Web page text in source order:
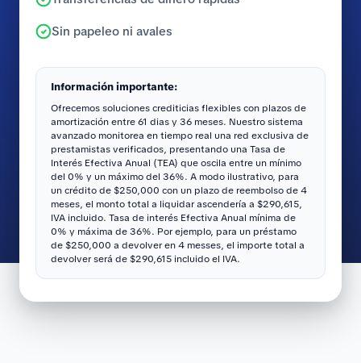
Sin papeleo ni avales
Información importante:
Ofrecemos soluciones crediticias flexibles con plazos de
amortización entre 61 dias y 36 meses. Nuestro sistema
avanzado monitorea en tiempo real una red exclusiva de
prestamistas verificados, presentando una Tasa de
Interés Efectiva Anual (TEA) que oscila entre un mínimo
del 0% y un máximo del 36%. A modo ilustrativo, para
un crédito de $250,000 con un plazo de reembolso de 4
meses, el monto total a liquidar ascendería a $290,615,
IVA incluido. Tasa de interés Efectiva Anual mínima de
0% y máxima de 36%. Por ejemplo, para un préstamo
de $250,000 a devolver en 4 messes, el importe total a
devolver será de $290,615 incluido el IVA.